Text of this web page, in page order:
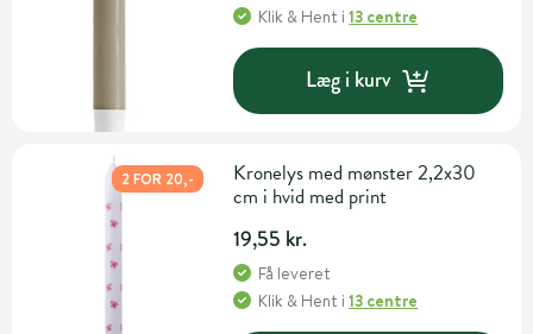
Klik & Hent i13 centre
Læg i kurv
2 FOR 20,-
Kronelys med mønster 2,2x30
cm i hvid med print
19,55 kr.
Få leveret
Klik & Hent i13 centre